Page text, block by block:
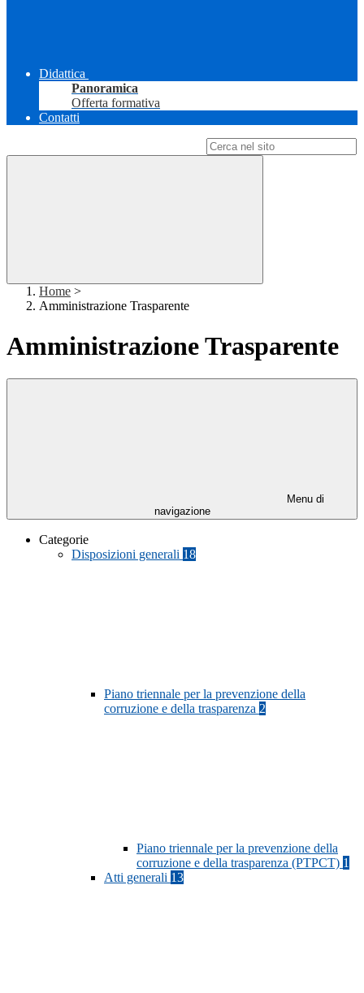
Didattica
Panoramica
Offerta formativa
Contatti
Home >
Amministrazione Trasparente
Amministrazione Trasparente
Menu di
navigazione
Categorie
Disposizioni generali 18
Piano triennale per la prevenzione della
corruzione e della trasparenza 2
Piano triennale per la prevenzione della
corruzione e della trasparenza (PTPCT) 1
Atti generali 13